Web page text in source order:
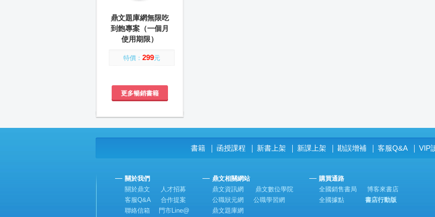
鼎文題庫網無限吃
到飽專案（一個月
使用期限）
特價： 299元
更多暢銷書籍
書籍 函授課程 新書上架 新課上架 勘誤增補 客服Q&A VIP
關於我們
關於鼎文
人才招募
客服Q&A
合作提案
聯絡信箱
門市Line@
鼎文相關網站
鼎文資訊網
鼎文數位學院
公職狀元網
公職學習網
鼎文題庫網
購買通路
全國銷售書局
博客來書店
全國據點
書店行動版